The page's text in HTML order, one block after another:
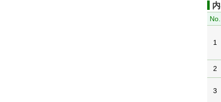
No.
1
2
3